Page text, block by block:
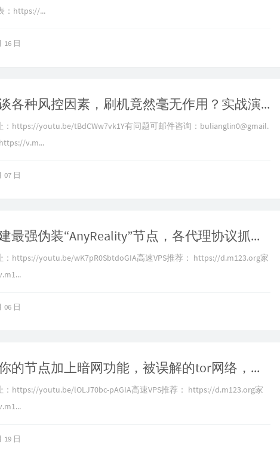
：https://...
16 日
【跨境电商】详谈各种风控因素，刷机竟然毫无作用？实战演示TikTok注册运营全过程分享，硬件设备选择、网络环境伪装、住宅IP和机房IP的区别、视频质量对自然推流的影响，跨境电商社交媒体运营风控预防指南
https://youtu.be/tBdCWw7vk1Y有问题可邮件咨询： bulianglin0@gmail.
v.m...
07 日
【全网首发】搭建最强伪装“AnyReality”节点，各代理协议抓包分析，实现任意协议搭配任意传输，ss+ws、ss+grpc+reality、无tls裸奔的trojan
https://youtu.be/wK7pR0SbtdoGIA高速VPS推荐： https://d.m123.org家
06 日
【极致隐私】给你的节点加上暗网功能，被误解的tor网络，完全免费的三重"链式代理"，普通浏览器上暗网，前置代理+tor+后置代理的配置方法｜黑暗网络｜tor网络｜洋葱路由
https://youtu.be/lOLJ70bc-pAGIA高速VPS推荐： https://d.m123.org家
19 日